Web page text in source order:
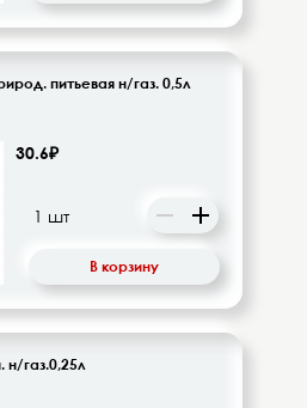
питьевая н/газ. 0,5л
30.6₽
В корзину
н/газ.0,25л